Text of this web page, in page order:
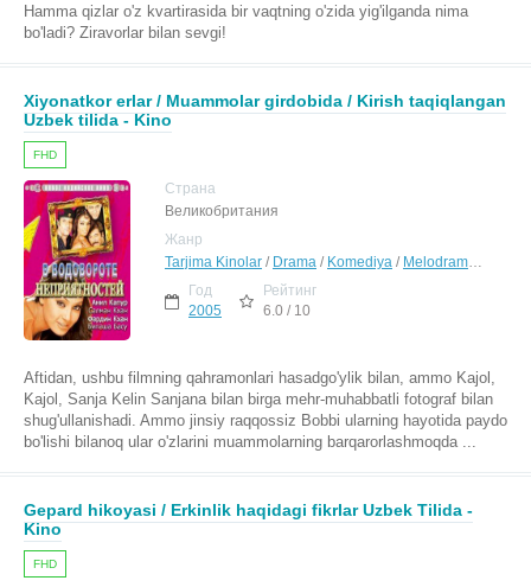
Hamma qizlar o'z kvartirasida bir vaqtning o'zida yig'ilganda nima
bo'ladi? Ziravorlar bilan sevgi!
Xiyonatkor erlar / Muammolar girdobida / Kirish taqiqlangan
Uzbek tilida - Kino
FHD
Страна
Великобритания
Жанр
Tarjima Kinolar / Drama / Komediya / Melodrama /
Год
2005
Рейтинг
6.0 / 10
Aftidan, ushbu filmning qahramonlari hasadgo'ylik bilan, ammo Kajol,
Kajol, Sanja Kelin Sanjana bilan birga mehr-muhabbatli fotograf bilan
shug'ullanishadi. Ammo jinsiy raqqossiz Bobbi ularning hayotida paydo
bo'lishi bilanoq ular o'zlarini muammolarning barqarorlashmoqda ...
Gepard hikoyasi / Erkinlik haqidagi fikrlar Uzbek Tilida -
Kino
FHD